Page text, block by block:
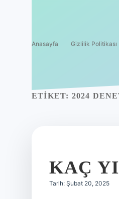
Anasayfa Gizlilik Politikası
ETIKET: 2024
KAÇ
Tarih: Şubat 20, 2025